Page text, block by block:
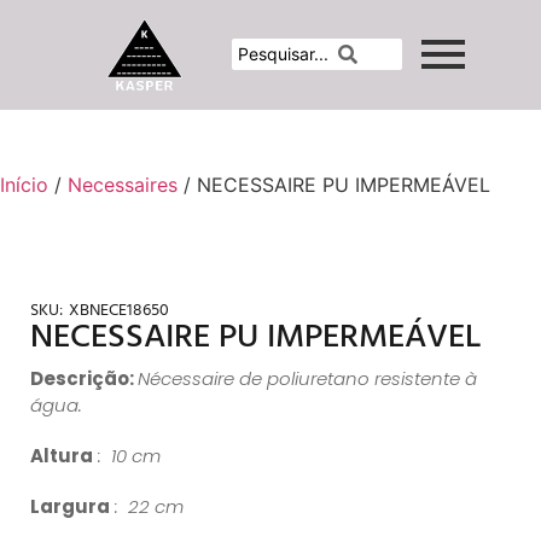
Início / Necessaires / NECESSAIRE PU IMPERMEÁVEL
SKU: XBNECE18650
NECESSAIRE PU IMPERMEÁVEL
Descrição:Nécessaire de poliuretano resistente à
água.
Altura : 10 cm
Largura : 22 cm